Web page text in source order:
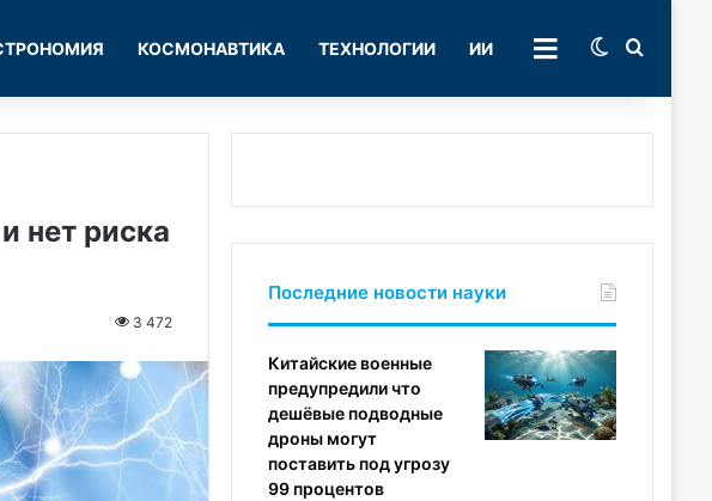
КОСМОНАВТИКА ТЕХНОЛОГИИ ИИ РУБРИКИSwitch skin
​​нет риска
3 472
Последние новости науки
Китайские военные
предупредили что
дешёвые подводные
дроны могут
поставить под угрозу
99 процентов